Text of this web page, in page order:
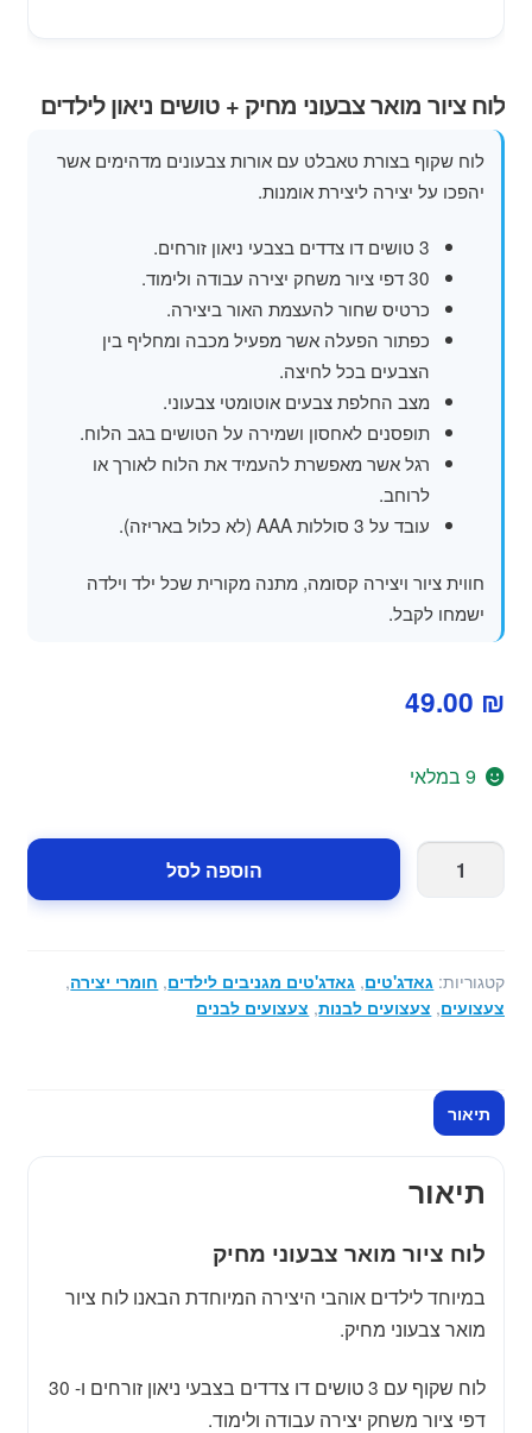
פופים
לוח ציור מואר צבעוני מחיק + טושים ניאון לילדים
לוח שקוף בצורת טאבלט עם אורות צבעונים מדהימים אשר
יהפכו על יצירה ליצירת אומנות.
3 טושים דו צדדים בצבעי ניאון זורחים.
30 דפי ציור משחק יצירה עבודה ולימוד.
כרטיס שחור להעצמת האור ביצירה.
כפתור הפעלה אשר מפעיל מכבה ומחליף בין
הצבעים בכל לחיצה.
מצב החלפת צבעים אוטומטי צבעוני.
תופסנים לאחסון ושמירה על הטושים בגב הלוח.
רגל אשר מאפשרת להעמיד את הלוח לאורך או
לרוחב.
עובד על 3 סוללות AAA (לא כלול באריזה).
חווית ציור ויצירה קסומה, מתנה מקורית שכל ילד וילדה
ישמחו לקבל.
49.00 ₪
9 במלאי
כמות
מואר
צבעוני
טושים
ניאון
הוספה לסל
קטגוריות: גאדג'טים, גאדג'טים מגניבים לילדים, חומרי יצירה,
צעצועים, צעצועים לבנות, צעצועים לבנים
תיאור
תיאור
לוח ציור מואר צבעוני מחיק
במיוחד לילדים אוהבי היצירה המיוחדת הבאנו לוח ציור
מואר צבעוני מחיק.
לוח שקוף עם 3 טושים דו צדדים בצבעי ניאון זורחים ו- 30
דפי ציור משחק יצירה עבודה ולימוד.